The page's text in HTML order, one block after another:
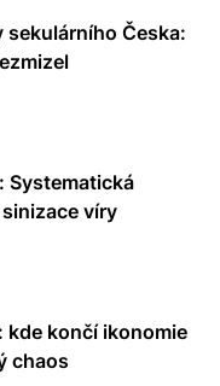
sekulárního Česka:
Systematická
víry
kde končí ikonomie
chaos